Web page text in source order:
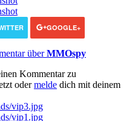
GOOGLE+
überMMOspy
Kommentar zu
odermelde dich mit deinem